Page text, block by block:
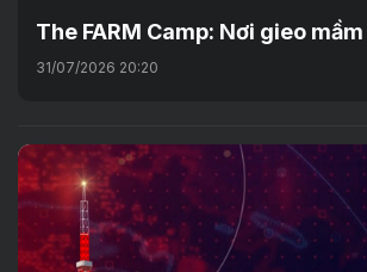
The FARM Camp: Nơi gieo
31/07/2026 20:20